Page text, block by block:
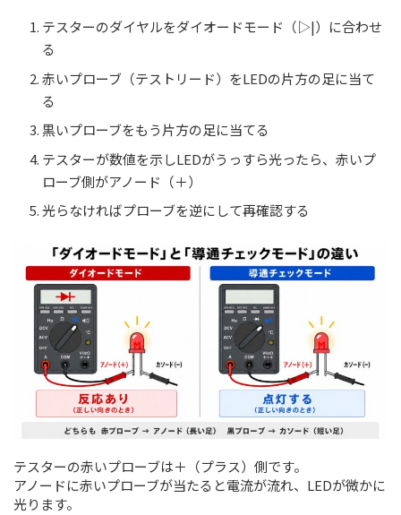
テスターのダイヤルをダイオードモード（▷|）に合わせ
る
赤いプローブ（テストリード）をLEDの片方の足に当て
る
黒いプローブをもう片方の足に当てる
テスターが数値を示しLEDがうっすら光ったら、赤いプ
ローブ側がアノード（＋）
光らなければプローブを逆にして再確認する
テスターの赤いプローブは＋（プラス）側です。
アノードに赤いプローブが当たると電流が流れ、LEDが微かに
光ります。